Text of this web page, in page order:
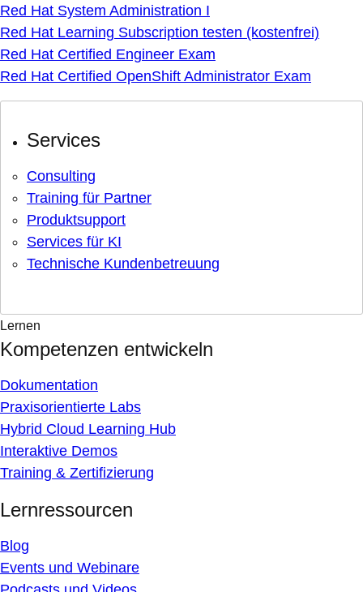
Red Hat System Administration I
Red Hat Learning Subscription testen (kostenfrei)
Red Hat Certified Engineer Exam
Red Hat Certified OpenShift Administrator Exam
Services
Consulting
Training für Partner
Produktsupport
Services für KI
Technische Kundenbetreuung
Lernen
Kompetenzen entwickeln
Dokumentation
Praxisorientierte Labs
Hybrid Cloud Learning Hub
Interaktive Demos
Training & Zertifizierung
Lernressourcen
Blog
Events und Webinare